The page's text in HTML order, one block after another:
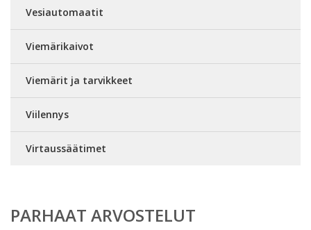
Vesiautomaatit
Viemärikaivot
Viemärit ja tarvikkeet
Viilennys
Virtaussäätimet
PARHAAT ARVOSTELUT